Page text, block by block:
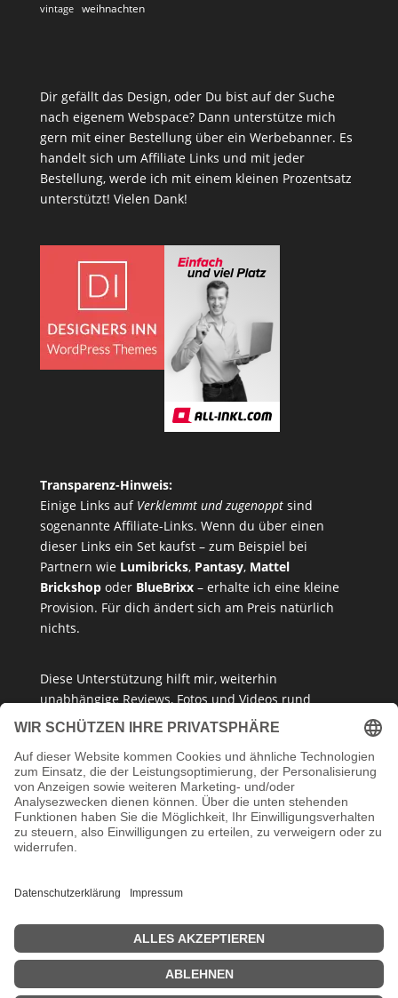
vintage weihnachten
Dir gefällt das Design, oder Du bist auf der Suche
nach eigenem Webspace? Dann unterstütze mich
gern mit einer Bestellung über ein Werbebanner. Es
handelt sich um Affiliate Links und mit jeder
Bestellung, werde ich mit einem kleinen Prozentsatz
unterstützt! Vielen Dank!
Transparenz-Hinweis:
Einige Links auf Verklemmt und zugenopptsind
sogenannte Affiliate-Links. Wenn du über einen
dieser Links ein Set kaufst – zum Beispiel bei
Partnern wie Lumibricks, Pantasy, Mattel
Brickshopoder BlueBrixx– erhalte ich eine kleine
Provision. Für dich ändert sich am Preis natürlich
nichts.
Diese Unterstützung hilft mir, weiterhin
unabhängige Reviews, Fotos und Videos rund
umKlemmbausteine ,Baukastensetsund
Meinung. Ich empfehle nur Produkte, die ich selbst
getestet habe oder die ich guten Gewissens
vertreten kann.
Danke, dass du mein Klemmbaustein-Herz unterstützt!
Impressum Datenschutzerklärung